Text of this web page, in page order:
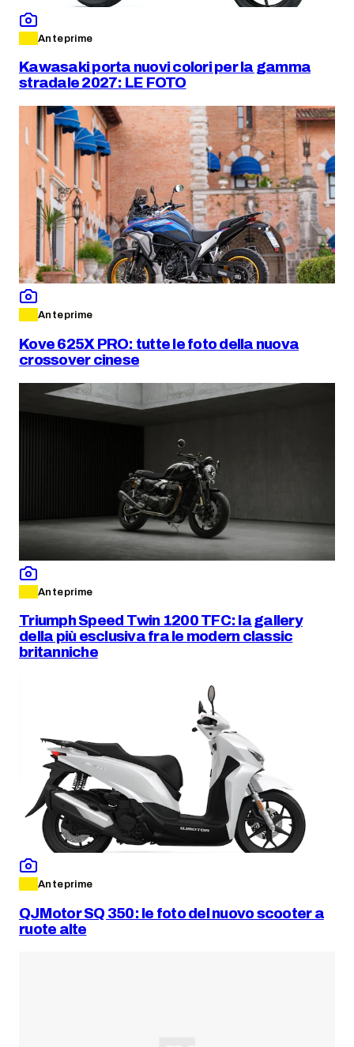
Anteprime
Kawasaki porta nuovi colori per la gamma
stradale 2027: LE FOTO
Anteprime
Kove 625X PRO: tutte le foto della nuova
crossover cinese
Anteprime
Triumph Speed Twin 1200 TFC: la gallery
della più esclusiva fra le modern classic
britanniche
Anteprime
QJMotor SQ 350: le foto del nuovo scooter a
ruote alte